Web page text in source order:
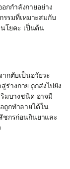
กกำลังกายอย่าง
รมที่เหมาะสมกับ
โยคะ เป็นต้น
กตับเป็นอวัยวะ
างกาย ถูกส่งไปยัง
มบางชนิด อาจมี
ถูกทำลายได้ใน
ชกรก่อนกินยาและ